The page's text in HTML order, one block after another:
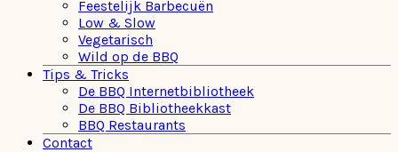
Feestelijk Barbecuën
Low & Slow
Vegetarisch
Wild op de BBQ
Tips & Tricks
De BBQ Internetbibliotheek
De BBQ Bibliotheekkast
BBQ Restaurants
Contact